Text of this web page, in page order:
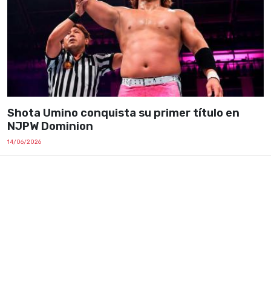
Shota Umino conquista su primer título en
NJPW Dominion
14/06/2026